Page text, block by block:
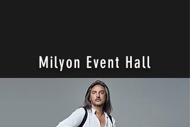
Milyon Event Hall